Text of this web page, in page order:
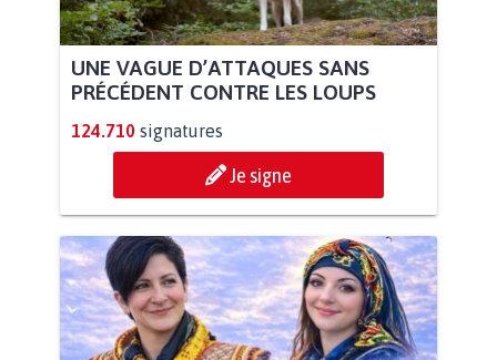
UNE VAGUE D’ATTAQUES SANS
PRÉCÉDENT CONTRE LES LOUPS
124.710 signatures
Je signe